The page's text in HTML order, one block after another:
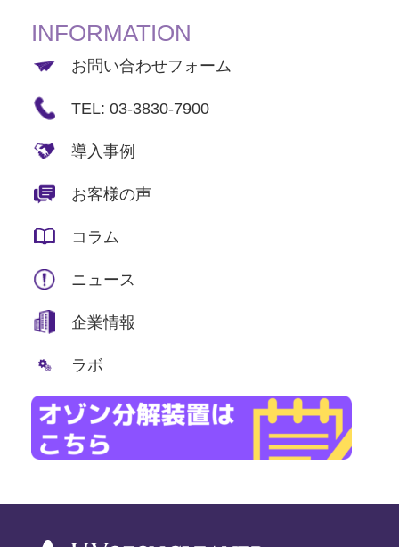
INFORMATION
お問い合わせフォーム
TEL: 03-3830-7900
導入事例
お客様の声
コラム
ニュース
企業情報
ラボ